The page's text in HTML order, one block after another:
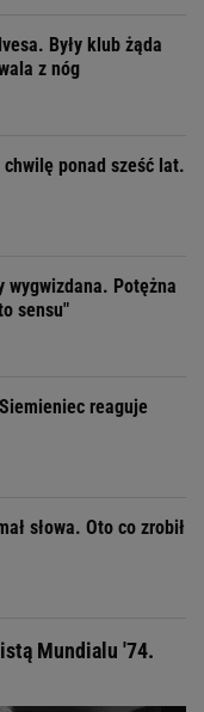
Były klub żąda
z nóg
ponad sześć lat.
wygwizdana. Potężna
sensu"
reaguje
słowa. Oto co zrobił
Mundialu '74.